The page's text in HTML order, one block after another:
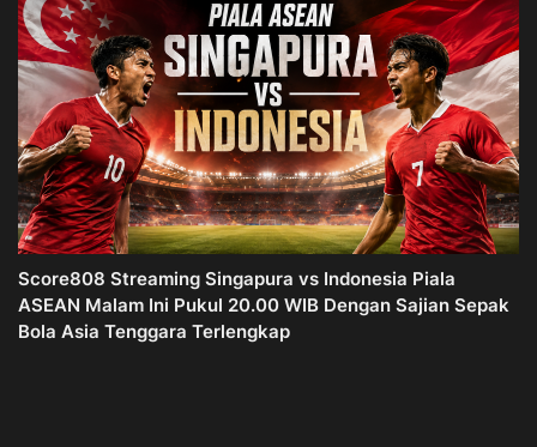
Score808 Streaming Singapura vs Indonesia Piala
ASEAN Malam Ini Pukul 20.00 WIB Dengan Sajian Sepak
Bola Asia Tenggara Terlengkap